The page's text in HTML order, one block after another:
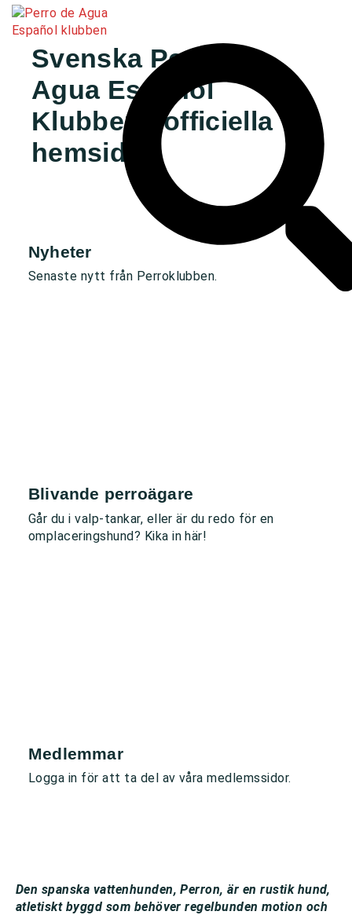
Svenska Perro de
Agua Español
Klubbens officiella
hemsida
Nyheter
Senaste nytt från Perroklubben.
Blivande perroägare
Går du i valp-tankar, eller är du redo för en
omplaceringshund? Kika in här!
Medlemmar
Logga in för att ta del av våra medlemssidor.
Den spanska vattenhunden, Perron, är en rustik hund,
atletiskt byggd som behöver regelbunden motion och